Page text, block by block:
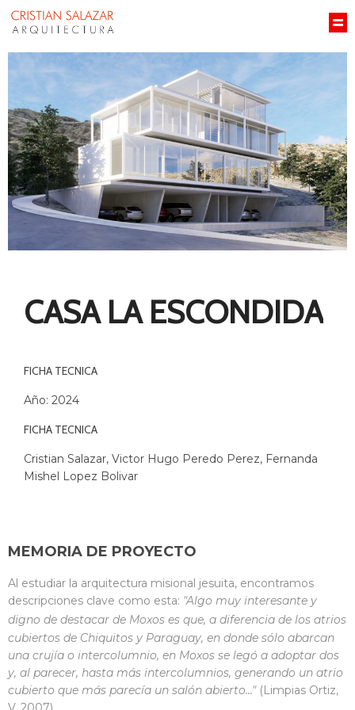
CASA LA ESCONDIDA
FICHA TECNICA
Año: 2024
FICHA TECNICA
Cristian Salazar, Victor Hugo Peredo Perez, Fernanda
Mishel Lopez Bolivar
MEMORIA DE PROYECTO
Al estudiar la arquitectura misional jesuita, encontramos
descripciones clave como esta: "Algo muy interesante y
digno de destacar de Moxos es que, a diferencia de los atrios
cubiertos de Chiquitos y Paraguay, en donde sólo abarcan
una crujía o intercolumnio, en Moxos se legó a adoptar dos
y, al parecer, hasta más intercolumnios, generando un atrio
cubierto que más parecía un salón abierto..." (Limpias Ortiz,